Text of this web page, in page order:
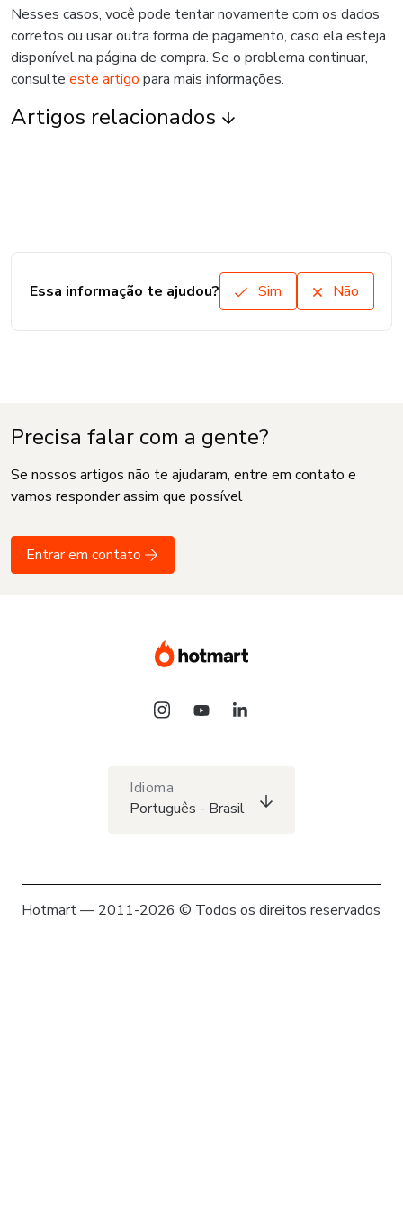
Nesses casos, você pode tentar novamente com os dados
corretos ou usar outra forma de pagamento, caso ela esteja
disponível na página de compra. Se o problema continuar,
consulte este artigo para mais informações.
Artigos relacionados
Essa informação te ajudou? Sim Não
Precisa falar com a gente?
Se nossos artigos não te ajudaram, entre em contato e
vamos responder assim que possível
Entrar em contato
Idioma
Português - Brasil
Hotmart — 2011-2026 © Todos os direitos reservados